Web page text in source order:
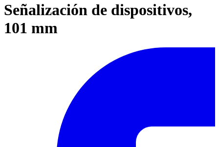
Señalización de dispositivos,
101 mm